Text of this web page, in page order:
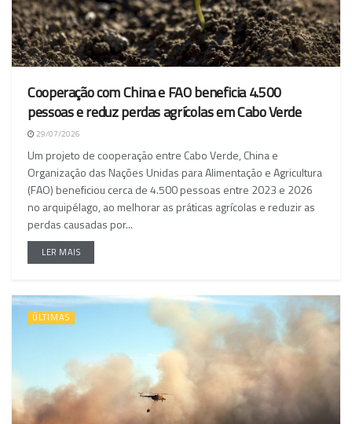
Cooperação com China e FAO beneficia 4.500
pessoas e reduz perdas agrícolas em Cabo Verde
29/07/2026
Um projeto de cooperação entre Cabo Verde, China e
Organização das Nações Unidas para Alimentação e Agricultura
(FAO) beneficiou cerca de 4.500 pessoas entre 2023 e 2026
no arquipélago, ao melhorar as práticas agrícolas e reduzir as
perdas causadas por...
LER MAIS
ÚLTIMAS